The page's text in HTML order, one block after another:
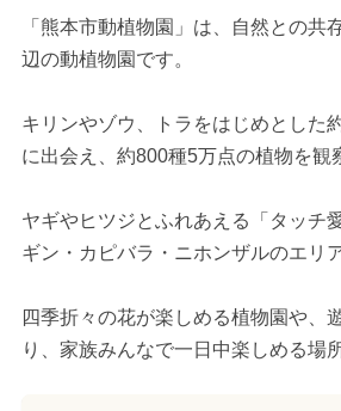
「熊本市動植物園」は、自然との共
辺の動植物園です。
キリンやゾウ、トラをはじめとした
に出会え、約800種5万点の植物を観
ヤギやヒツジとふれあえる「タッチ
ギン・カピバラ・ニホンザルのエリ
四季折々の花が楽しめる植物園や、
り、家族みんなで一日中楽しめる場